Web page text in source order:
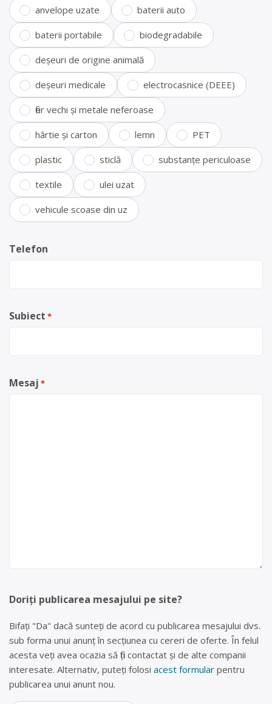
anvelope uzate baterii auto
baterii portabile biodegradabile
deșeuri de origine animală
deșeuri medicale electrocasnice (DEEE)
fier vechi și metale neferoase
hârtie și carton lemn PET
plastic sticlă substanțe periculoase
textile ulei uzat
vehicule scoase din uz
Telefon
Subiect *
Mesaj *
Doriți publicarea mesajului pe site?
Bifați "Da" dacă sunteți de acord cu publicarea mesajului dvs.
sub forma unui anunț în secțiunea cu cereri de oferte. În felul
acesta veți avea ocazia să fiți contactat și de alte companii
interesate. Alternativ, puteți folosi acest formular pentru
publicarea unui anunt nou.